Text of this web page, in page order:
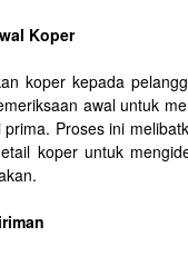
Koper
koper kepada
awal untuk
Proses ini
koper untuk